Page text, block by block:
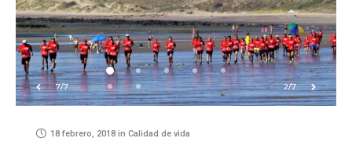
7/7 2/7
18 febrero, 2018 in Calidad de vida